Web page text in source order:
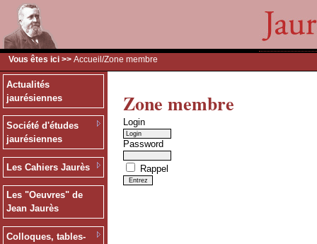
Vous êtes ici >> Accueil /Zone membre
Actualités
jaurésiennes
Société d'études
jaurésiennes
Les Cahiers Jaurès
Les "Oeuvres" de
Jean Jaurès
Colloques, tables-
Zone membre
Login
Password
Rappel